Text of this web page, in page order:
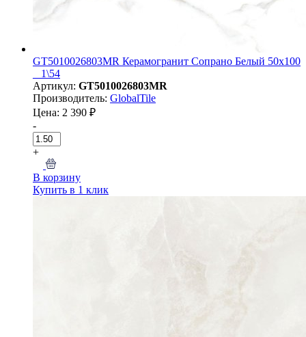
GT5010026803MR Керамогранит Сопрано Белый 50x100
_ 1\54
Артикул: GT5010026803MR
Производитель: GlobalTile
Цена: 2 390 ₽
-
+
В корзину
Купить в 1 клик